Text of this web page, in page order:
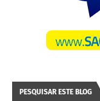
PESQUISAR ESTE BLOG